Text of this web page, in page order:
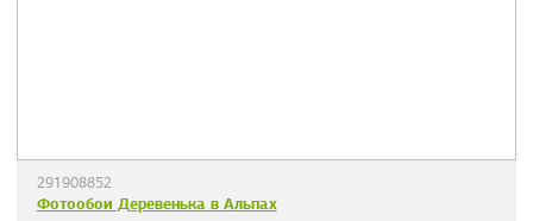
291908852
Фотообои Деревенька в Альпах